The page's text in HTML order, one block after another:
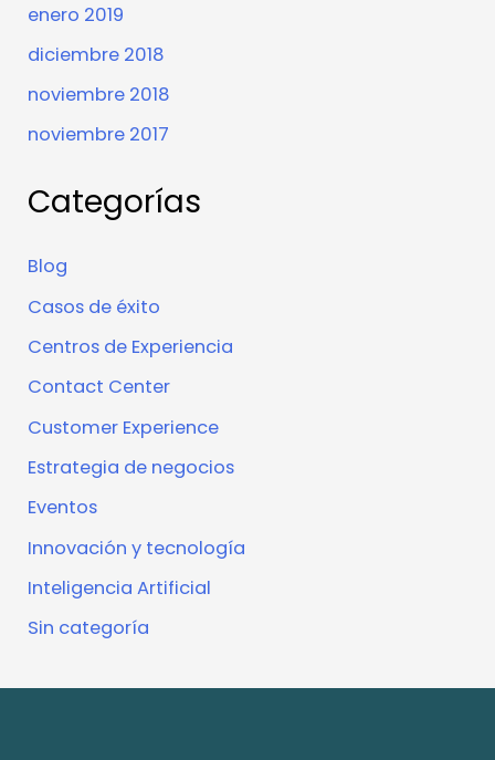
enero 2019
diciembre 2018
noviembre 2018
noviembre 2017
Categorías
Blog
Casos de éxito
Centros de Experiencia
Contact Center
Customer Experience
Estrategia de negocios
Eventos
Innovación y tecnología
Inteligencia Artificial
Sin categoría